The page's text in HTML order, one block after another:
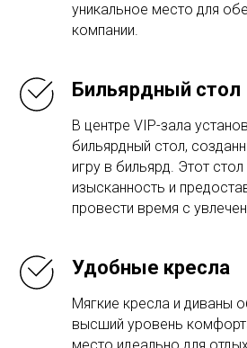
уникальное место для
компании.
Бильярдный стол
В центре VIP-зала
бильярдный стол,
игру в бильярд. Этот
изысканность и
провести время с
Удобные кресла
Мягкие кресла и диваны
высший уровень